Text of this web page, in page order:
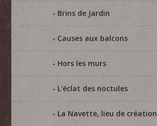
Brins de Jardin
Causes aux balcons
Hors les murs
L'éclat des noctules
La Navette, lieu de création